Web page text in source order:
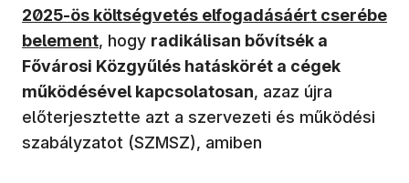
2025-ös költségvetés elfogadásáért cserébe
belement, hogy radikálisan bővítsék a
Fővárosi Közgyűlés hatáskörét a cégek
működésével kapcsolatosan, azaz újra
előterjesztette azt a szervezeti és működési
szabályzatot (SZMSZ), amiben